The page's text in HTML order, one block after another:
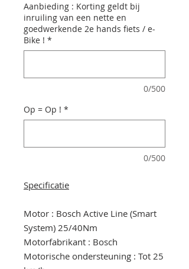
Aanbieding : Korting geldt bij
inruiling van een nette en
goedwerkende 2e hands fiets / e-
Bike ! *
0/500
Op = Op ! *
0/500
Specificatie
Motor : Bosch Active Line (Smart
System) 25/40Nm
Motorfabrikant : Bosch
Motorische ondersteuning : Tot 25